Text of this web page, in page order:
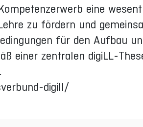
eine
zu fördern und
für den Aufbau
einer zentralen digiLL-
digill/